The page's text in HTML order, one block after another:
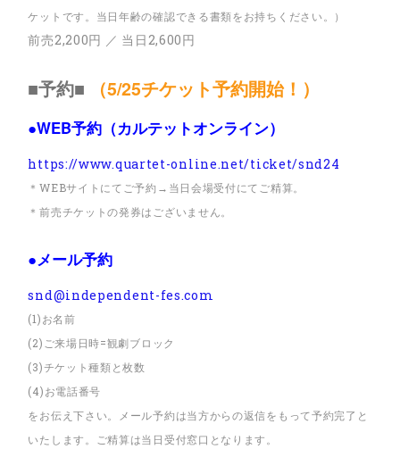
ケットです。当日年齢の確認できる書類をお持ちください。）
前売2,200円 ／ 当日2,600円
■予約■ （5/25チケット予約開始！）
●WEB予約（カルテットオンライン）
https://www.quartet-online.net/ticket/snd24
＊WEBサイトにてご予約→当日会場受付にてご精算。
＊前売チケットの発券はございません。
●メール予約
snd@independent-fes.com
(1)お名前
(2)ご来場日時=観劇ブロック
(3)チケット種類と枚数
(4)お電話番号
をお伝え下さい。メール予約は当方からの返信をもって予約完了と
いたします。ご精算は当日受付窓口となります。